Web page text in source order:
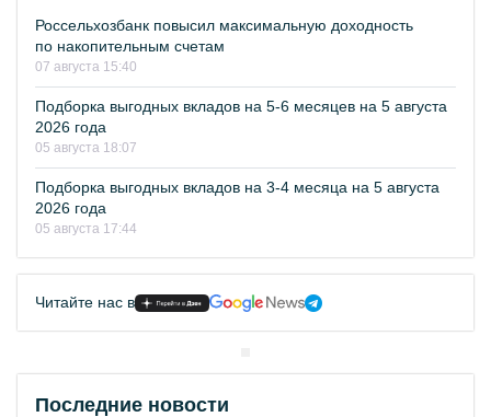
Россельхозбанк повысил максимальную доходность
по накопительным счетам
07 августа 15:40
Подборка выгодных вкладов на 5-6 месяцев на 5 августа
2026 года
05 августа 18:07
Подборка выгодных вкладов на 3-4 месяца на 5 августа
2026 года
05 августа 17:44
Читайте нас в
Последние новости